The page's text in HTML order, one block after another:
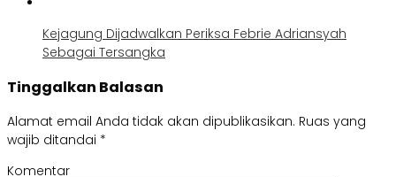
Kejagung Dijadwalkan Periksa Febrie Adriansyah
Sebagai Tersangka
Tinggalkan Balasan
Alamat email Anda tidak akan dipublikasikan. Ruas yang
wajib ditandai *
Komentar